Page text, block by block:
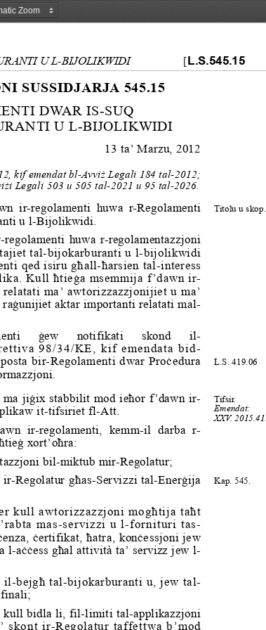
U L-BIJOLIKWIDI [L.S.545.15
SUSSIDJARJA 545.15
DWAR IS-SUQ
U L-BIJOLIKWIDI
13 ta’ Marzu, 2012
kif emendat bl-Avviż Legali 184 tal-2012;
żi Legali 503 u 505 tal-2021 u 95 tal-2026.
Titolu u skop.
ir-regolamenti huwa r-Regolamenti
u l-Bijolikwidi.
huwa r-regolamentazzjoni
tal-bijokarburanti u l-bijolikwidi
qed isiru għall-ħarsien tal-interess
Kull ħtieġa msemmija f’dawn ir-
ti ma’ awtorizzazzjonijiet u ma’
ġunijiet aktar importanti relatati mal-
L.S. 419.06
ġew   notifikati   skond   il-
98/34/KE, kif emendata bid-
bir-Regolamenti dwar Proċedura
Tifsir.
Emendat:
XXV. 2015.41.
jiġix stabbilit mod ieħor f’dawn ir-
it-tifsiriet fl-Att.
ir-regolamenti,  kemm-il  darba  r-
xort’oħra:
i bil-miktub mir-Regolatur;
Kap. 545.
Regolatur għas-Servizzi tal-Enerġija
kull awtorizzazzjoni mogħtija taħt
mas-servizzi u l-fornituri tas-
za, ċertifikat, ħatra, konċessjoni jew
l-aċċess għal attività ta’ servizz jew l-
bejgħ tal-bijokarburanti u, jew tal-
kull bidla li, fil-limiti tal-applikazzjoni
skont ir-Regolatur taffettwa b’mod